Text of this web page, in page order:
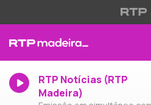
RTP Notícias (RTP
Madeira)